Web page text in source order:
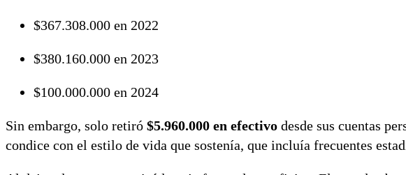
$367.308.000 en 2022
$380.160.000 en 2023
$100.000.000 en 2024
Sin embargo, solo retiró $5.960.000 en efectivo desde sus cuentas
condice con el estilo de vida que sostenía, que incluía frecuentes